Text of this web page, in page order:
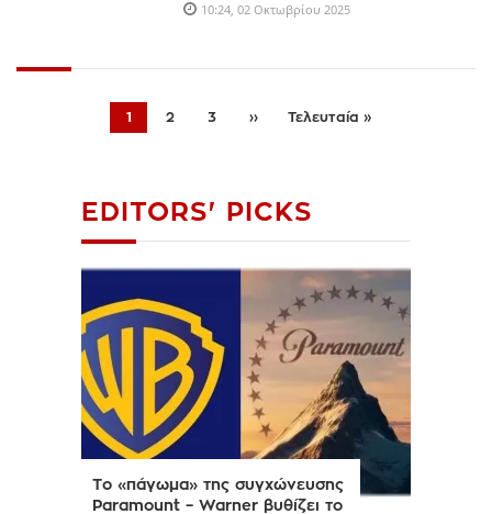
10:24, 02 Οκτωβρίου 2025
1 2 3 ›› Τελευταία »
EDITORS' PICKS
Το «πάγωμα» της συγχώνευσης
Paramount – Warner βυθίζει το